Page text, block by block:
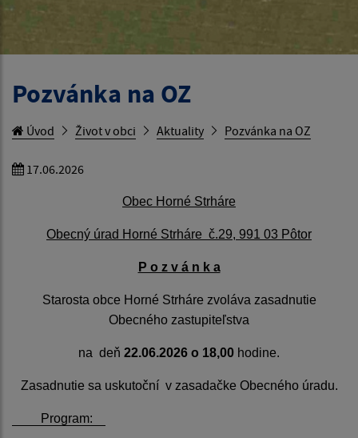
Pozvánka na OZ
Úvod Život v obci Aktuality Pozvánka na OZ
17.06.2026
Obec Horné Strháre
Obecný úrad Horné Strháre č.29, 991 03 Pôtor
P o z v á n k a
Starosta obce Horné Strháre zvoláva zasadnutie
Obecného zastupiteľstva
na deň 22.06.2026 o 18,00 hodine.
Zasadnutie sa uskutoční v zasadačke Obecného úradu.
Program: